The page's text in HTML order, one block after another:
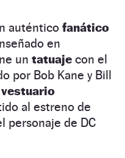
auténtico fanático
en
un tatuaje con el
por Bob Kane y Bill
vestuario
al estreno de
personaje de DC